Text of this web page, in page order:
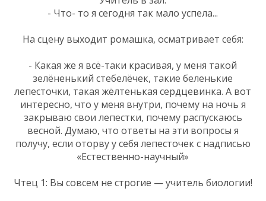
- Что- то я сегодня так мало успела...
На сцену выходит ромашка, осматривает себя:
- Какая же я всё-таки красивая, у меня такой
зелёненький стебелёчек, такие беленькие
лепесточки, такая жёлтенькая сердцевинка. А вот
интересно, что у меня внутри, почему на ночь я
закрываю свои лепестки, почему распускаюсь
весной. Думаю, что ответы на эти вопросы я
получу, если оторву у себя лепесточек с надписью
«Естественно-научный»
Чтец 1: Вы совсем не строгие — учитель биологии!